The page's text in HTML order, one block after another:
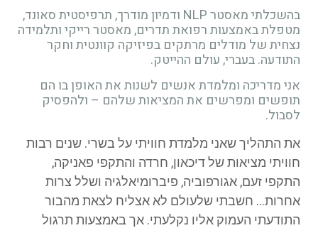
בהשכלתי מאסטר NLP ודמיון מודרך, תרפיסטית סאונד,
מטפלת באמצעות רפואת תדרים, מאסטר רייקי ותלמידה
נצחית של מודלים מרתקים בפיזיקה קוונטית וחקר
התודעה. בעברי, עולם ההייטק.
אני מדריכה ומלמדת אנשים לשנות את האופן בו הם
תופשים ומפרשים את המציאות שלהם – ולהפסיק
לסבול.
את התהליך שאני מלמדת חוויתי על בשרי. שנים רבות
חוויתי מציאות של דיכאון, חרדה והתקפי פאניקה,
התקפי זעם, אגורפוביה, פיברומיאלגיה ושלל צרות
אחרות… חשבתי שלעולם לא אצליח לצאת מהבור
התודעתי העמוק אליו נקלעתי. אך באמצעות תרגול